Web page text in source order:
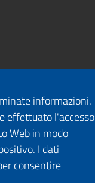
informazioni.
effettuato l'accesso
Web in modo
I dati
consentire